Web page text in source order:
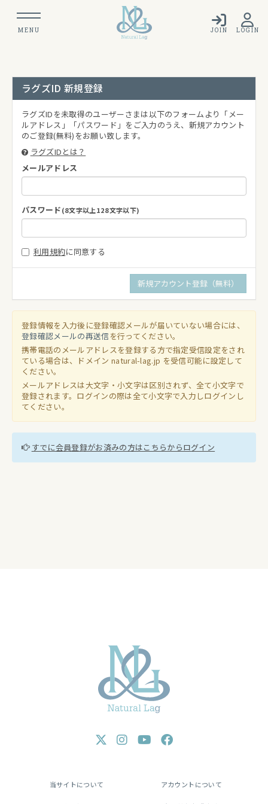
MENU JOIN LOGIN
ラグズID 新規登録
ラグズIDを未取得のユーザーさまは以下のフォームより「メー
ルアドレス」「パスワード」をご入力のうえ、新規アカウント
のご登録(無料)をお願い致します。
ラグズIDとは？
メールアドレス
パスワード(8文字以上128文字以下)
利用規約に同意する
登録情報を入力後に登録確認メールが届いていない場合には、
登録確認メールの再送信を行ってください。
携帯電話のメールアドレスを登録する方で指定受信設定をされ
ている場合は、ドメイン natural-lag.jp を受信可能に設定して
ください。
メールアドレスは大文字・小文字は区別されず、全て小文字で
登録されます。ログインの際は全て小文字で入力しログインし
てください。
すでに会員登録がお済みの方はこちらからログイン
当サイトについて アカウントについて